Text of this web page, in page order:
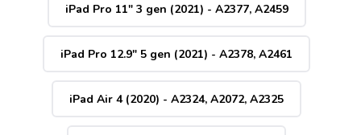
iPad Pro 11" 3 gen (2021) - A2377, A2459
iPad Pro 12.9" 5 gen (2021) - A2378, A2461
iPad Air 4 (2020) - A2324, A2072, A2325